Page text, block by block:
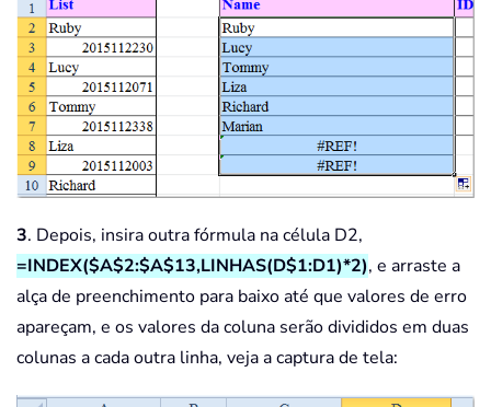
3. Depois, insira outra fórmula na célula D2,
=INDEX($A$2:$A$13,LINHAS(D$1:D1)*2), e arraste a
alça de preenchimento para baixo até que valores de erro
apareçam, e os valores da coluna serão divididos em duas
colunas a cada outra linha, veja a captura de tela: